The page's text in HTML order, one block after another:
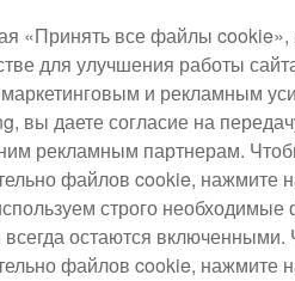
заглянули чтобы
«Принять все файлы cookie»,
для улучшения работы
и рекламным
вы даете согласие на
рекламным партнерам.
файлов cookie, нажмите
строго
всегда остаются
файлов cookie, нажмите